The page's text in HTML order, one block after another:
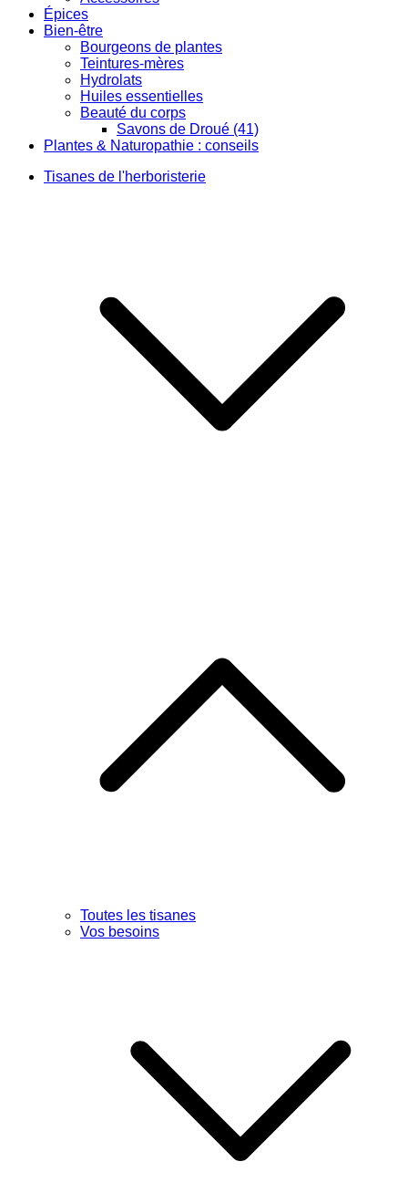
Épices
Bien-être
Bourgeons de plantes
Teintures-mères
Hydrolats
Huiles essentielles
Beauté du corps
Savons de Droué (41)
Plantes & Naturopathie : conseils
Tisanes de l'herboristerie
Toutes les tisanes
Vos besoins